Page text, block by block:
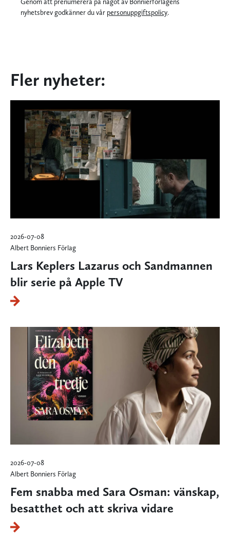
Genom att prenumerera på något av Bonnierförlagens
nyhetsbrev godkänner du vår personuppgiftspolicy.
Fler nyheter:
2026-07-08
Albert Bonniers Förlag
Lars Keplers Lazarus och Sandmannen
blir serie på Apple TV
2026-07-08
Albert Bonniers Förlag
Fem snabba med Sara Osman: vänskap,
besatthet och att skriva vidare